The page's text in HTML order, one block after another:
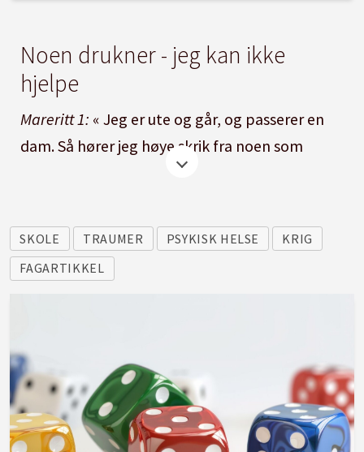
Noen drukner - jeg kan ikke
hjelpe
Mareritt 1: « Jeg er ute og går, og passerer en
dam. Så hører jeg høye skrik fra noen som
drukner. Han roper etter hjelp, men det er
kommer en enorm kamel og begynner å tygge
på hodet hans. Jeg er så redd at jeg ikke kan
bevege meg.»
etter meg. Jeg prøver å komme unna ved å
løpe raskere, jeg har ingen mulighet til å løpe
fra raketten, og jeg vet at jeg kommer til å bli
drept.»
SKOLE TRAUMER PSYKISK HELSE
KRIG
FAGARTIKKEL